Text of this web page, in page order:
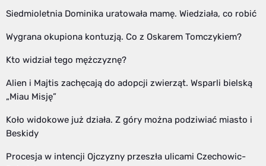
Siedmioletnia Dominika uratowała mamę. Wiedziała, co robić
Wygrana okupiona kontuzją. Co z Oskarem Tomczykiem?
Kto widział tego mężczyznę?
Alien i Majtis zachęcają do adopcji zwierząt. Wsparli bielską
„Miau Misję”
Koło widokowe już działa. Z góry można podziwiać miasto i
Beskidy
Procesja w intencji Ojczyzny przeszła ulicami Czechowic-